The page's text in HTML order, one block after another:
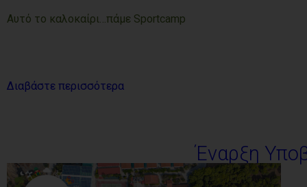
Αυτό το καλοκαίρι…πάμε Sportcamp
Διαβάστε περισσότερα
Έναρξη